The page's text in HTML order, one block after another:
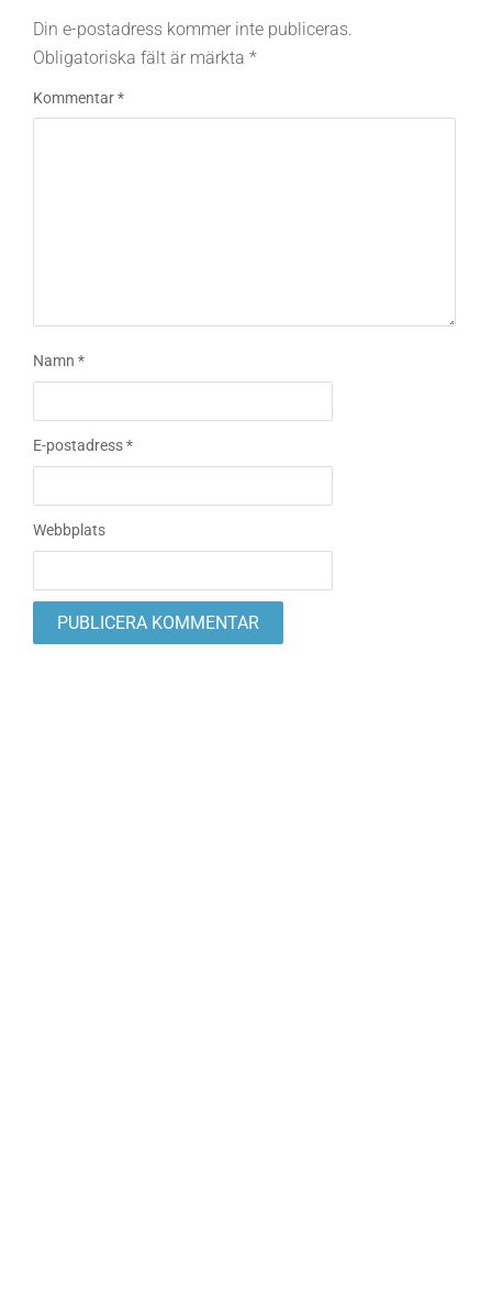
Din e-postadress kommer inte publiceras.
Obligatoriska fält är märkta *
Kommentar*
Namn *
E-postadress*
Webbplats